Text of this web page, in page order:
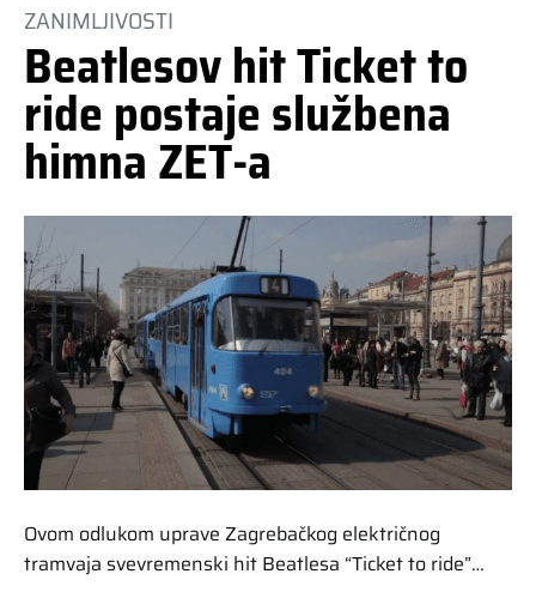
ZANIMLJIVOSTI
Beatlesov hit Ticket to
ride postaje službena
himna ZET-a
Ovom odlukom uprave Zagrebačkog električnog
tramvaja svevremenski hit Beatlesa “Ticket to ride”…